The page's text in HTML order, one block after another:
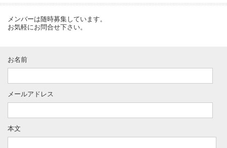
メンバーは随時募集しています。
お気軽にお問合せ下さい。
お名前
メールアドレス
本文